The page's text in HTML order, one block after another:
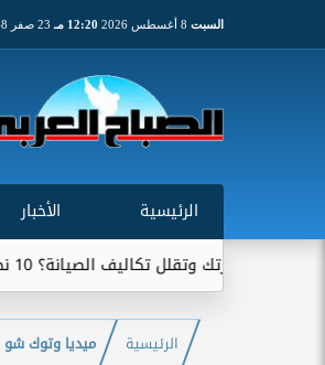
السبت 12:20 مـ 23 صفر 1448
الرئيسية الأخبار
وتقلل تكاليف الصيانة؟ 10 نصائح مهمة
الرئيسية ميديا وتوك شو